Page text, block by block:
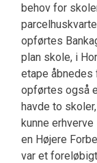
behov for
opførtes
plan skole, i
etape åbnedes
opførtes også
havde to
kunne
en Højere
var et